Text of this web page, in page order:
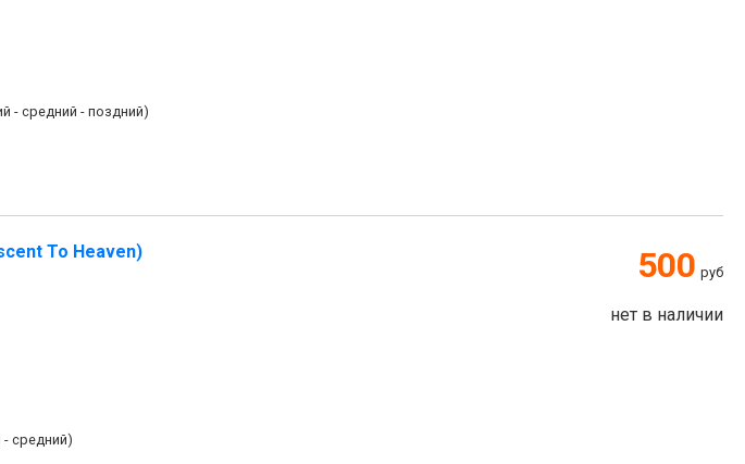
- средний - поздний)
To Heaven) 500 руб
нет в наличии
- средний)